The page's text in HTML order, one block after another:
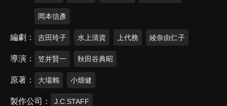
岡本信彥
編劇 吉田玲子 水上清資 上代務 綾奈由仁子
導演 笠井賢一 秋田谷典昭
原著 大場鶇 小畑健
製作公司 J.C.STAFF